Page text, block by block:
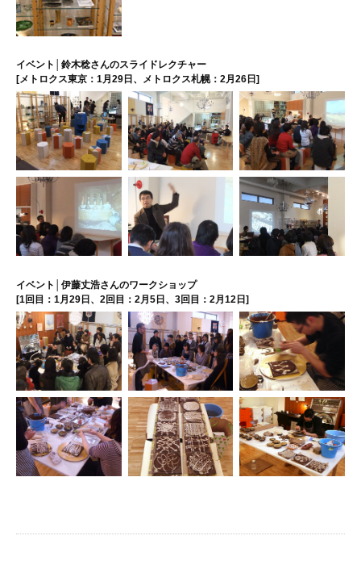
イベント│鈴木稔さんのスライドレクチャー
[メトロクス東京：1月29日、メトロクス札幌：2月26日]
イベント│伊藤丈浩さんのワークショップ
[1回目：1月29日、2回目：2月5日、3回目：2月12日]